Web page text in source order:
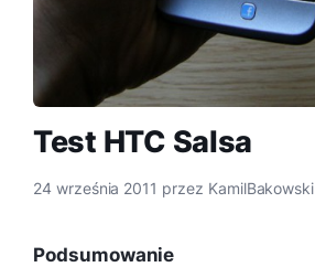
Test HTC Salsa
24 września 2011 przez KamilBakowski
Podsumowanie